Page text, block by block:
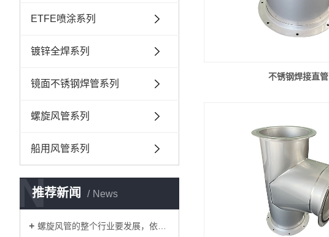
ETFE喷涂系列
镀锌全焊系列
镜面不锈钢焊管系列
螺旋风管系列
船用风管系列
推荐新闻 News
N
螺旋风管的整个行业要发展，依靠并不是价格
不锈钢焊接直管